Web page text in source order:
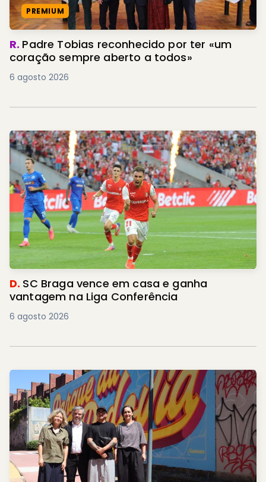
PREMIUM
R. Padre Tobias reconhecido por ter «um
coração sempre aberto a todos»
6 agosto 2026
D. SC Braga vence em casa e ganha
vantagem na Liga Conferência
6 agosto 2026